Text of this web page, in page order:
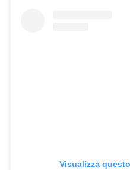
Visualizza